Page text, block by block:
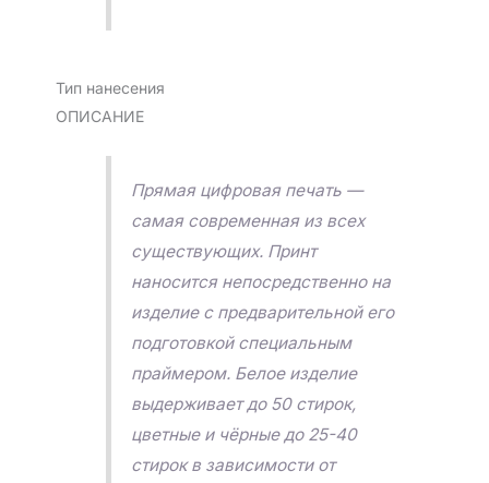
Тип нанесения
ОПИСАНИЕ
Прямая цифровая печать —
самая современная из всех
существующих. Принт
наносится непосредственно на
изделие с предварительной его
подготовкой специальным
праймером. Белое изделие
выдерживает до 50 стирок,
цветные и чёрные до 25-40
стирок в зависимости от